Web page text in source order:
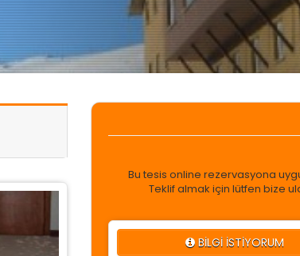
Bu tesis online rezervasyona
Teklif almak için lütfen bize
BİLGİ İSTİYORUM